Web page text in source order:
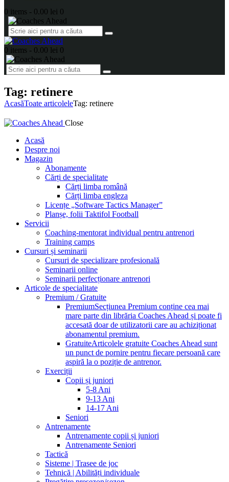
0 items - 0.00 lei 0
0 items - 0.00 lei 0
Tag: retinere
AcasăToate articoleleTag: retinere
Close
Acasă
Despre noi
Magazin
Abonamente
Cărți de specialitate
Cărți limba română
Cărți limba engleza
Licențe „Software Tactics Manager”
Planșe, folii Taktifol Football
Servicii
Coaching-mentorat individual pentru antrenori
Training camps
Cursuri și seminarii
Cursuri de specializare profesională
Seminarii online
Seminarii perfecționare antrenori
Articole de specialitate
Premium / Gratuite
PremiumSecțiunea Premium conține cea mai
mare parte din librăria Coaches Ahead și poate fi
accesată doar de utilizatorii care au achiziționat
abonamentul premium.
GratuiteArticolele gratuite Coaches Ahead sunt
un punct de pornire pentru fiecare persoană care
aspiră la o poziție de antrenor.
Exerciții
Copii și juniori
5-8 Ani
9-13 Ani
14-17 Ani
Seniori
Antrenamente
Antrenamente copii și juniori
Antrenamente Seniori
Tactică
Sisteme | Trasee de joc
Tehnică | Abilități individuale